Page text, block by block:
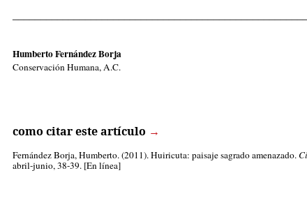
Humberto Fernández Borja
Conservación Humana, A.C.
como citar este artículo →
Fernández Borja, Humberto.(2011). Huiricuta: paisaje sagrado amenazado.
abril-junio, 38-39. [En línea]